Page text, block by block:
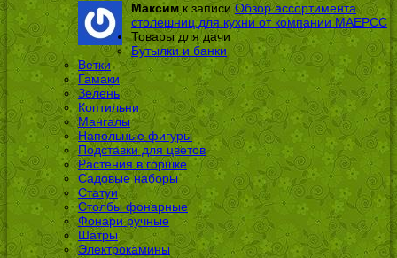
Максимк записиОбзор ассортимента
столешниц для кухни от компании МАЕРСС
Товары для дачи
Бутылки и банки
Ветки
Гамаки
Зелень
Коптильни
Мангалы
Напольные фигуры
Подставки для цветов
Растения в горшке
Садовые наборы
Статуи
Столбы фонарные
Фонари ручные
Шатры
Электрокамины